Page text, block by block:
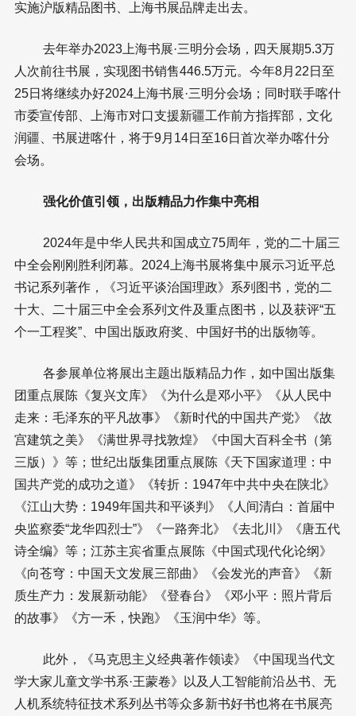
实施沪版精品图书、上海书展品牌走出去。
去年举办2023上海书展·三明分会场，四天展期5.3万
人次前往书展，实现图书销售446.5万元。今年8月22日至
25日将继续办好2024上海书展·三明分会场；同时联手喀什
市委宣传部、上海市对口支援新疆工作前方指挥部，文化
润疆、书展进喀什，将于9月14日至16日首次举办喀什分
会场。
强化价值引领，出版精品力作集中亮相
2024年是中华人民共和国成立75周年，党的二十届三
中全会刚刚胜利闭幕。2024上海书展将集中展示习近平总
书记系列著作，《习近平谈治国理政》系列图书，党的二
十大、二十届三中全会系列文件及重点图书，以及获评“五
个一工程奖”、中国出版政府奖、中国好书的出版物等。
各参展单位将展出主题出版精品力作，如中国出版集
团重点展陈《复兴文库》《为什么是邓小平》《从人民中
走来：毛泽东的平凡故事》《新时代的中国共产党》《故
宫建筑之美》《满世界寻找敦煌》《中国大百科全书（第
三版）》等；世纪出版集团重点展陈《天下国家道理：中
国共产党的成功之道》《转折：1947年中共中央在陕北》
《江山大势：1949年国共和平谈判》《人间清白：首届中
央监察委“龙华四烈士”》《一路奔北》《去北川》《唐五代
诗全编》等；江苏主宾省重点展陈《中国式现代化论纲》
《向苍穹：中国天文发展三部曲》《会发光的声音》《新
质生产力：发展新动能》《登春台》《邓小平：照片背后
的故事》《方一禾，快跑》《玉润中华》等。
此外，《马克思主义经典著作领读》《中国现当代文
学大家儿童文学书系·王蒙卷》以及人工智能前沿丛书、无
人机系统特征技术系列丛书等众多新书好书也将在书展亮